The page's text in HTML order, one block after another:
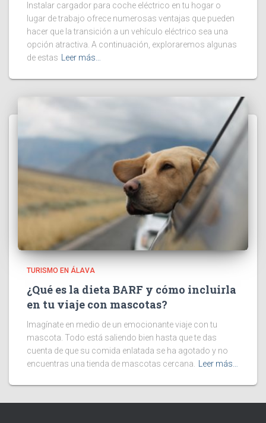
Instalar cargador para coche eléctrico en tu hogar o
lugar de trabajo ofrece numerosas ventajas que pueden
hacer que la transición a un vehículo eléctrico sea una
opción atractiva. A continuación, exploraremos algunas
de estas Leer más…
TURISMO EN ÁLAVA
¿Qué es la dieta BARF y cómo incluirla
en tu viaje con mascotas?
Imagínate en medio de un emocionante viaje con tu
mascota. Todo está saliendo bien hasta que te das
cuenta de que su comida enlatada se ha agotado y no
encuentras una tienda de mascotas cercana.
Leer más…